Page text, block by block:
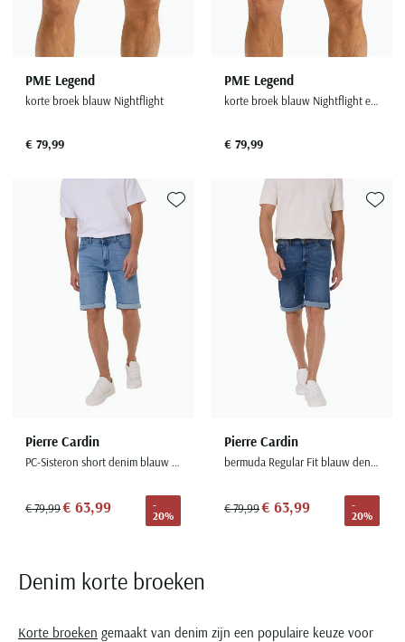
PME Legend
korte broek blauw Nightflight
€ 79,99
PME Legend
korte broek blauw Nightflight effen katoen
€ 79,99
Pierre Cardin
PC-Sisteron short denim blauw effen normale fit
€ 79,99€ 63,99
-
20%
Toevoegen aan favorieten
Pierre Cardin
bermuda Regular Fit blauw denim
€ 79,99€ 63,99
-
20%
Denim korte broeken
Korte broeken gemaakt van denim zijn een populaire keuze voor